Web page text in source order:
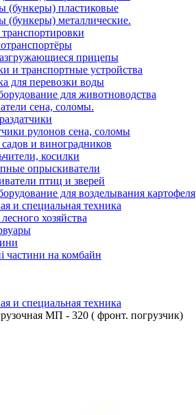
(бункеры) пластиковые
(бункеры) металлические.
прицепы
и транспортные устройства
для перевозки воды
для животноводства
сена, соломы.
рулонов сена, соломы
и виноградников
косилки
опрыскиватели
птиц и зверей
для возделывания картофеля
и специальная техника
хозяйства
частини на комбайн
и специальная техника
МП - 320 ( фронт. погрузчик)